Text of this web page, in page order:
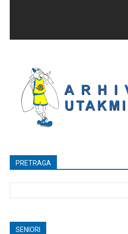
PRETRAGA
SENIORI